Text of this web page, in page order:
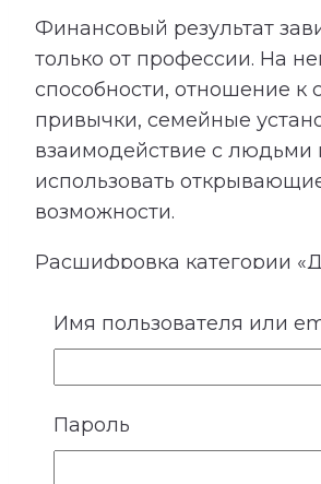
Финансовый результат
только от профессии. На
способности, отношение к
привычки, семейные
взаимодействие с людьми
использовать
возможности.
Расшифровка категории
деятельности, качества,
для успеха, возможные
лишних расходов,
препятствия для
более устойчивого
Имя пользователя или
Пароль